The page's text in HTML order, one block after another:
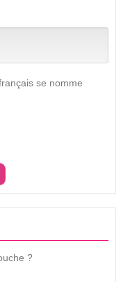
se nomme
?